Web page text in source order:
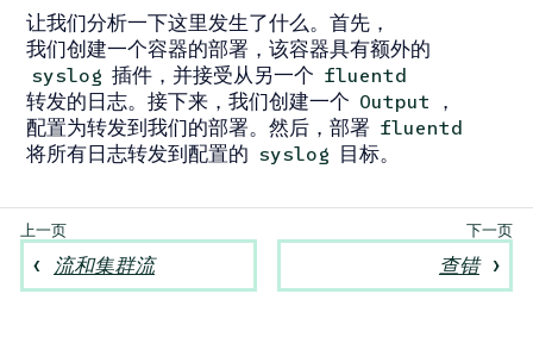
让我们分析一下这里发生了什么。首先，
我们创建一个容器的部署，该容器具有额外的
syslog 插件，并接受从另一个 fluentd
转发的日志。接下来，我们创建一个 Output
，
配置为转发到我们的部署。然后，部署 fluentd
将所有日志转发到配置的 syslog 目标。
流和集群流 查错